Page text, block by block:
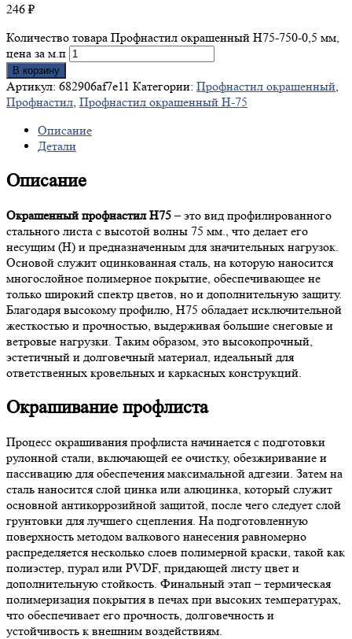
246 ₽
Количество товара Профнастил окрашенный Н75-750-0,5 мм,
цена за м.п
В корзину
Артикул: 682906af7e11 Категории: Профнастил окрашенный,
Профнастил, Профнастил окрашенный Н-75
Описание
Детали
Описание
Окрашенный профнастил Н75– это вид профилированного
стального листа с высотой волны 75 мм., что делает его
несущим (Н) и предназначенным для значительных нагрузок.
Основой служит оцинкованная сталь, на которую наносится
многослойное полимерное покрытие, обеспечивающее не
только широкий спектр цветов, но и дополнительную защиту.
Благодаря высокому профилю, Н75 обладает исключительной
жесткостью и прочностью, выдерживая большие снеговые и
ветровые нагрузки. Таким образом, это высокопрочный,
эстетичный и долговечный материал, идеальный для
ответственных кровельных и каркасных конструкций.
Окрашивание профлиста
Процесс окрашивания профлиста начинается с подготовки
рулонной стали, включающей ее очистку, обезжиривание и
пассивацию для обеспечения максимальной адгезии. Затем на
сталь наносится слой цинка или алюцинка, который служит
основной антикоррозийной защитой, после чего следует слой
грунтовки для лучшего сцепления. На подготовленную
поверхность методом валкового нанесения равномерно
распределяется несколько слоев полимерной краски, такой как
полиэстер, пурал или PVDF, придающей листу цвет и
дополнительную стойкость. Финальный этап – термическая
полимеризация покрытия в печах при высоких температурах,
что обеспечивает его прочность, долговечность и
устойчивость к внешним воздействиям.